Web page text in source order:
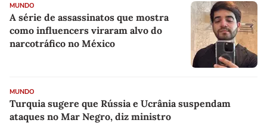
MUNDO
A série de assassinatos que mostra
como influencers viraram alvo do
narcotráfico no México
MUNDO
Turquia sugere que Rússia e Ucrânia suspendam
ataques no Mar Negro, diz ministro